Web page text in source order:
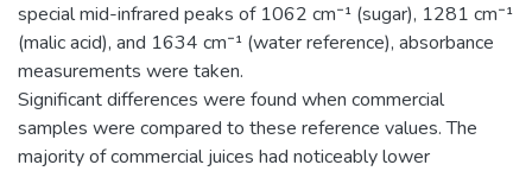
special mid-infrared peaks of 1062 cm⁻¹ (sugar), 1281 cm⁻¹
(malic acid), and 1634 cm⁻¹ (water reference), absorbance
measurements were taken.
Significant differences were found when commercial
samples were compared to these reference values. The
majority of commercial juices had noticeably lower